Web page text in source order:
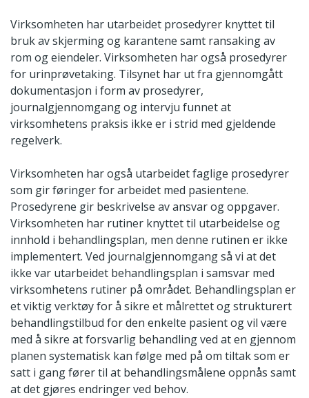
Virksomheten har utarbeidet prosedyrer knyttet til
bruk av skjerming og karantene samt ransaking av
rom og eiendeler. Virksomheten har også prosedyrer
for urinprøvetaking. Tilsynet har ut fra gjennomgått
dokumentasjon i form av prosedyrer,
journalgjennomgang og intervju funnet at
virksomhetens praksis ikke er i strid med gjeldende
regelverk.
Virksomheten har også utarbeidet faglige prosedyrer
som gir føringer for arbeidet med pasientene.
Prosedyrene gir beskrivelse av ansvar og oppgaver.
Virksomheten har rutiner knyttet til utarbeidelse og
innhold i behandlingsplan, men denne rutinen er ikke
implementert. Ved journalgjennomgang så vi at det
ikke var utarbeidet behandlingsplan i samsvar med
virksomhetens rutiner på området. Behandlingsplan er
et viktig verktøy for å sikre et målrettet og strukturert
behandlingstilbud for den enkelte pasient og vil være
med å sikre at forsvarlig behandling ved at en gjennom
planen systematisk kan følge med på om tiltak som er
satt i gang fører til at behandlingsmålene oppnås samt
at det gjøres endringer ved behov.